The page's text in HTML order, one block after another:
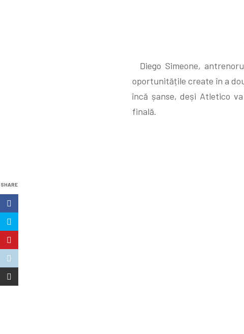
SHARE
Diego Simeone,
oportunitățile create în a
încă șanse, deși Atletico
finală.